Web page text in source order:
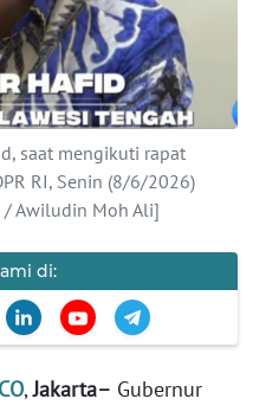
saat mengikuti rapat
RI, Senin (8/6/2026)
/ Awiludin Moh Ali]
di:
,Jakarta– Gubernur